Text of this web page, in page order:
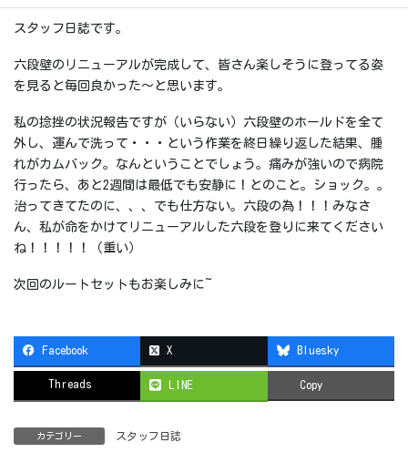
スタッフ日誌です。
六段壁のリニューアルが完成して、皆さん楽しそうに登ってる姿
を見ると毎回良かった～と思います。
私の捻挫の状況報告ですが（いらない）六段壁のホールドを全て
外し、運んで洗って・・・という作業を終日繰り返した結果、腫
れがカムバック。なんということでしょう。痛みが強いので病院
行ったら、あと2週間は最低でも安静に！とのこと。ショック。。
治ってきてたのに、、、でも仕方ない。六段の為！！！みなさ
ん、私が命をかけてリニューアルした六段を登りに来てください
ね！！！！！（重い）
次回のルートセットもお楽しみに~
Facebook X Bluesky
Threads LINE Copy
カテゴリー スタッフ日誌